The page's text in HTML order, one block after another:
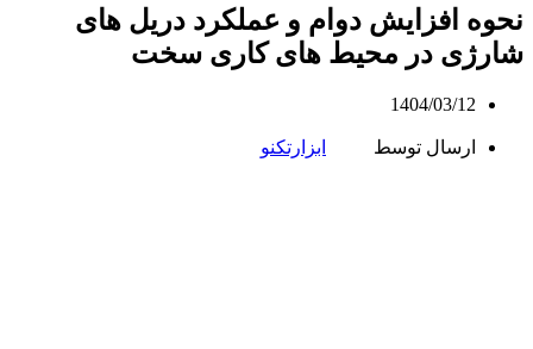
نحوه افزایش دوام و عملکرد دریل های
شارژی در محیط های کاری سخت
1404/03/12
ارسال توسط ابزارتکنو